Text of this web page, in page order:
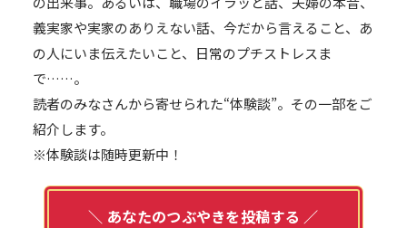
義実家や実家のありえない話、今だから言えること、あ
の人にいま伝えたいこと、日常のプチストレスま
で……。
読者のみなさんから寄せられた“体験談”。その一部をご
紹介します。
※体験談は随時更新中！
＼ あなたのつぶやきを投稿する ／